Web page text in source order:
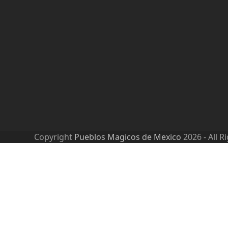
Copyright Pueblos Magicos de Mexico 2026 - All